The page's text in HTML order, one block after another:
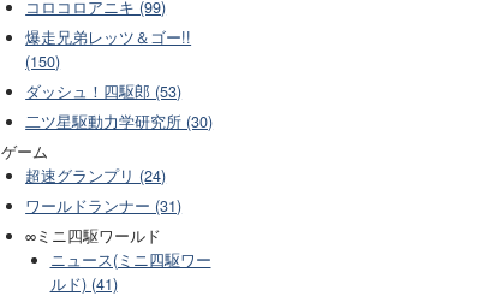
コロコロアニキ (99)
爆走兄弟レッツ＆ゴー!!
(150)
ダッシュ！四駆郎 (53)
二ツ星駆動力学研究所 (30)
ゲーム
超速グランプリ (24)
ワールドランナー (31)
∞ミニ四駆ワールド
ニュース(ミニ四駆ワー
ルド) (41)